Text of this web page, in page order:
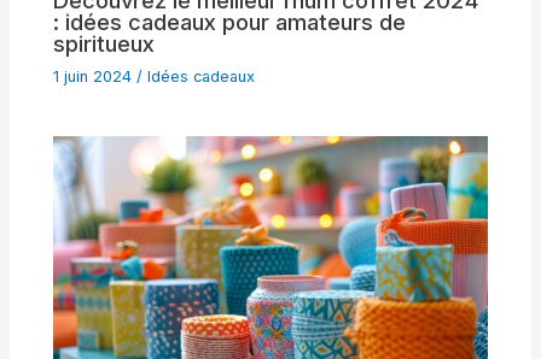
: idées cadeaux pour amateurs de
spiritueux
1 juin 2024 /Idées cadeaux